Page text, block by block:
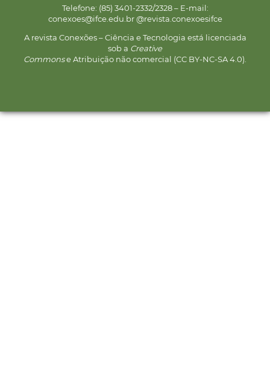
Telefone: (85) 3401-2332/2328 – E-mail:
conexoes@ifce.edu.br @revista.conexoesifce
A revista Conexões – Ciência e Tecnologia está licenciada
sob a Creative
Commonse Atribuição não comercial (CC BY-NC-SA 4.0).